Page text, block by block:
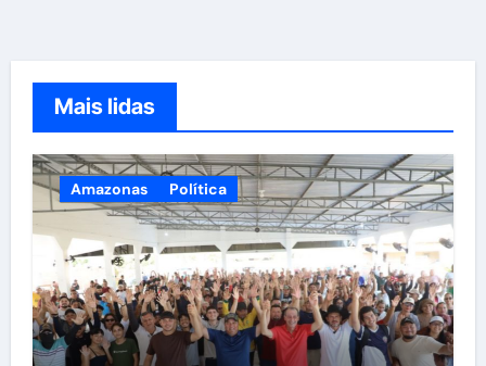
Mais lidas
Amazonas Política